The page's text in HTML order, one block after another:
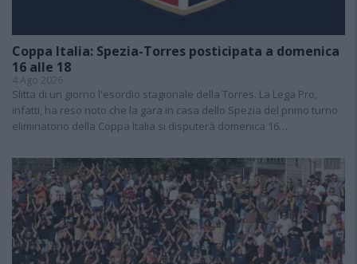
Coppa Italia: Spezia-Torres posticipata a domenica
16 alle 18
4 Ago 2026
Slitta di un giorno l'esordio stagionale della Torres. La Lega Pro,
infatti, ha reso noto che la gara in casa dello Spezia del primo turno
eliminatorio della Coppa Italia si disputerà domenica 16…